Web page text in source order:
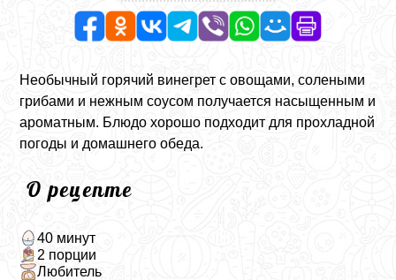
Необычный горячий винегрет с овощами, солеными
грибами и нежным соусом получается насыщенным и
ароматным. Блюдо хорошо подходит для прохладной
погоды и домашнего обеда.
О рецепте
40 минут
2 порции
Любитель